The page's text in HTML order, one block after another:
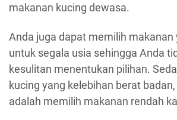
makanan kucing dewasa.
Anda juga dapat memilih makanan
untuk segala usia sehingga Anda
kesulitan menentukan pilihan.
kucing yang kelebihan berat
adalah memilih makanan rendah